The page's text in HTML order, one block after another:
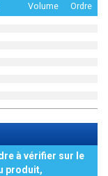
Volume Ordre
à vérifier sur le
produit,